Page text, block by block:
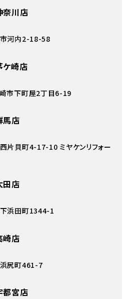
奈川店
河内2-18-58
ケ崎店
市下町屋2丁目6-19
馬店
片貝町4-17-10 ミヤケンリフォー
田店
浜田町1344-1
崎店
尻町461-7
都宮店